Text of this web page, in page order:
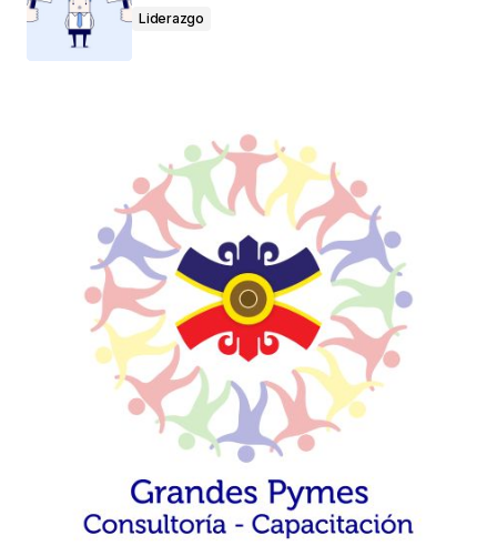
Liderazgo